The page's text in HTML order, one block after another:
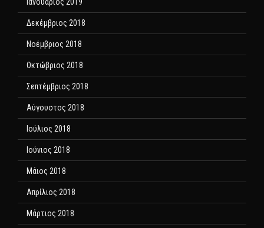
Δεκέμβριος 2018
Νοέμβριος 2018
Οκτώβριος 2018
Σεπτέμβριος 2018
Αύγουστος 2018
Ιούλιος 2018
Ιούνιος 2018
Μάιος 2018
Απρίλιος 2018
Μάρτιος 2018